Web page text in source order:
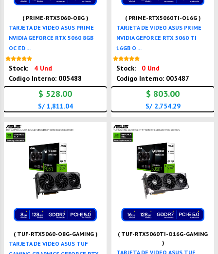
( PRIME-RTX5060-O8G )
TARJETA DE VIDEO ASUS PRIME
NVIDIA GEFORCE RTX 5060 8GB
OC ED ...
Stock:
4 Und
Codigo Interno: 005488
$ 528.00
S/ 1,811.04
( PRIME-RTX5060TI-O16G )
TARJETA DE VIDEO ASUS PRIME
NVIDIA GEFORCE RTX 5060 TI
16GB O ...
Stock:
0 Und
Codigo Interno: 005487
$ 803.00
S/ 2,754.29
( TUF-RTX5060-O8G-GAMING )
TARJETA DE VIDEO ASUS TUF
( TUF-RTX5060TI-O16G-GAMING
)
TARJETA DE VIDEO ASUS TUF